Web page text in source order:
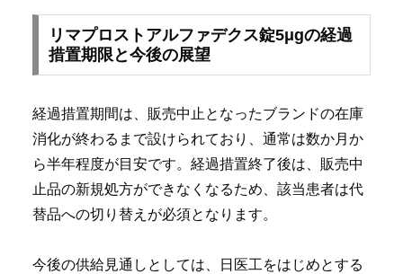
リマプロストアルファデクス錠5μgの経過
措置期限と今後の展望
経過措置期間は、販売中止となったブランドの在庫
消化が終わるまで設けられており、通常は数か月か
ら半年程度が目安です。経過措置終了後は、販売中
止品の新規処方ができなくなるため、該当患者は代
替品への切り替えが必須となります。
今後の供給見通しとしては、日医工をはじめとする